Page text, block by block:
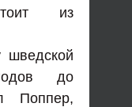
из
шведской
до
Поппер,